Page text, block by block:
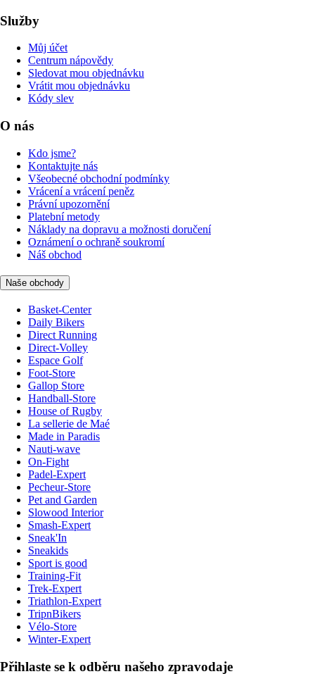
Služby
Můj účet
Centrum nápovědy
Sledovat mou objednávku
Vrátit mou objednávku
Kódy slev
O nás
Kdo jsme?
Kontaktujte nás
Všeobecné obchodní podmínky
Vrácení a vrácení peněz
Právní upozornění
Platební metody
Náklady na dopravu a možnosti doručení
Oznámení o ochraně soukromí
Náš obchod
Naše obchody
Basket-Center
Daily Bikers
Direct Running
Direct-Volley
Espace Golf
Foot-Store
Gallop Store
Handball-Store
House of Rugby
La sellerie de Maé
Made in Paradis
Nauti-wave
On-Fight
Padel-Expert
Pecheur-Store
Pet and Garden
Slowood Interior
Smash-Expert
Sneak'In
Sneakids
Sport is good
Training-Fit
Trek-Expert
Triathlon-Expert
TripnBikers
Vélo-Store
Winter-Expert
Přihlaste se k odběru našeho zpravodaje